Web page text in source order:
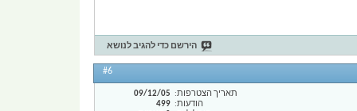
הירשם כדי להגיב לנושא
#6
תאריך הצטרפות
09/12/05
הודעות
499